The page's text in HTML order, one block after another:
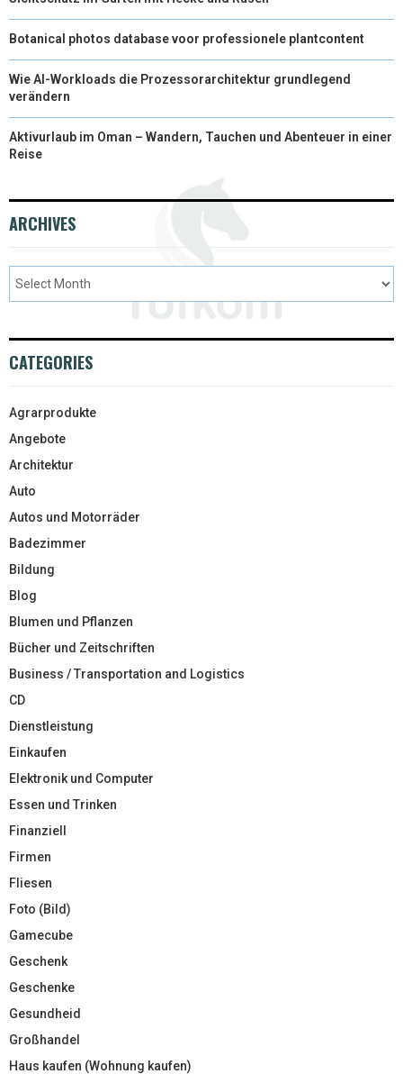
)
Botanical photos database voor professionele plantcontent
Wie AI-Workloads die Prozessorarchitektur grundlegend
verändern
Aktivurlaub im Oman – Wandern, Tauchen und Abenteuer in einer
Reise
ARCHIVES
CATEGORIES
Agrarprodukte
Angebote
Architektur
Auto
Autos und Motorräder
Badezimmer
Bildung
Blog
Blumen und Pflanzen
Bücher und Zeitschriften
Business / Transportation and Logistics
CD
Dienstleistung
Einkaufen
Elektronik und Computer
Essen und Trinken
Finanziell
Firmen
Fliesen
Foto (Bild)
Gamecube
Geschenk
Geschenke
Gesundheid
Großhandel
Haus kaufen (Wohnung kaufen)